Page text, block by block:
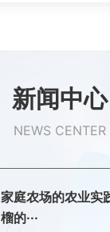
新闻中心
NEWS CENTER
家庭农场的农业实
榴的···